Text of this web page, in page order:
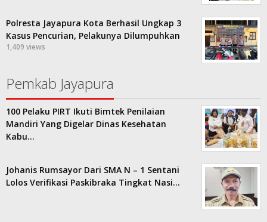
Polresta Jayapura Kota Berhasil Ungkap 3
Kasus Pencurian, Pelakunya Dilumpuhkan
1,409 views
Pemkab Jayapura
100 Pelaku PIRT Ikuti Bimtek Penilaian
Mandiri Yang Digelar Dinas Kesehatan
Kabu…
Johanis Rumsayor Dari SMA N – 1 Sentani
Lolos Verifikasi Paskibraka Tingkat Nasi…